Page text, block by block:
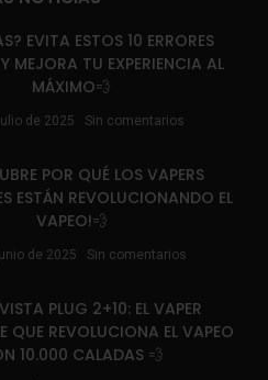
EVITA ESTOS 10 ERRORES
MEJORA TU EXPERIENCIA AL
MÁXIMO💨
de 2025 Sin comentarios
POR QUÉ LOS VAPERS
ESTÁN REVOLUCIONANDO EL
VAPEO!💨
de 2025 Sin comentarios
PLUG 2+10: EL VAPER
QUE REVOLUCIONA EL VAPEO
10.000 CALADAS 💨